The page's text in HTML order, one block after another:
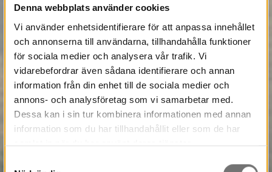
Denna webbplats använder cookies
Vi använder enhetsidentifierare för att anpassa innehållet
och annonserna till användarna, tillhandahålla funktioner
för sociala medier och analysera vår trafik. Vi
vidarebefordrar även sådana identifierare och annan
information från din enhet till de sociala medier och
annons- och analysföretag som vi samarbetar med.
Dessa kan i sin tur kombinera informationen med annan
information som du har tillhandahållit eller som de har
samlat in när du har använt deras tjänster.